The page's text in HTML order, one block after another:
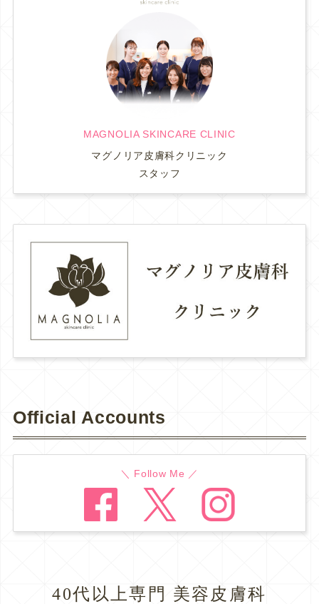
MAGNOLIA SKINCARE CLINIC
マグノリア皮膚科クリニック
スタッフ
Official Accounts
＼ Follow Me ／
40代以上専門 美容皮膚科